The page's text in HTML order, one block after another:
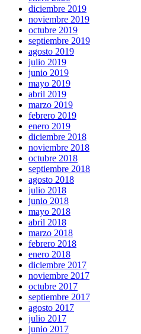
diciembre 2019
noviembre 2019
octubre 2019
septiembre 2019
agosto 2019
julio 2019
junio 2019
mayo 2019
abril 2019
marzo 2019
febrero 2019
enero 2019
diciembre 2018
noviembre 2018
octubre 2018
septiembre 2018
agosto 2018
julio 2018
junio 2018
mayo 2018
abril 2018
marzo 2018
febrero 2018
enero 2018
diciembre 2017
noviembre 2017
octubre 2017
septiembre 2017
agosto 2017
julio 2017
junio 2017